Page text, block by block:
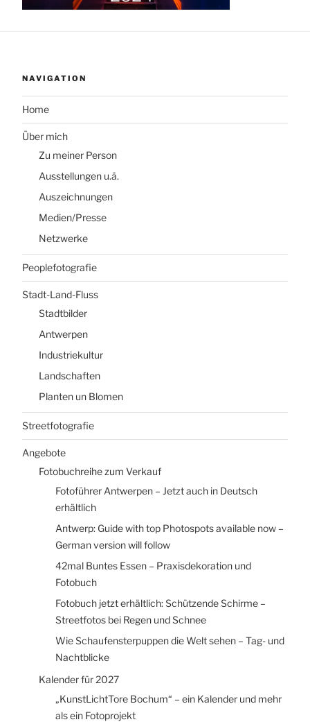
NAVIGATION
Home
Über mich
Zu meiner Person
Ausstellungen u.ä.
Auszeichnungen
Medien/Presse
Netzwerke
Peoplefotografie
Stadt-Land-Fluss
Stadtbilder
Antwerpen
Industriekultur
Landschaften
Planten un Blomen
Streetfotografie
Angebote
Fotobuchreihe zum Verkauf
Fotoführer Antwerpen – Jetzt auch in Deutsch
erhältlich
Antwerp: Guide with top Photospots available now –
German version will follow
42mal Buntes Essen – Praxisdekoration und
Fotobuch
Fotobuch jetzt erhältlich: Schützende Schirme –
Streetfotos bei Regen und Schnee
Wie Schaufensterpuppen die Welt sehen – Tag- und
Nachtblicke
Kalender für 2027
„KunstLichtTore Bochum“ – ein Kalender und mehr
als ein Fotoprojekt